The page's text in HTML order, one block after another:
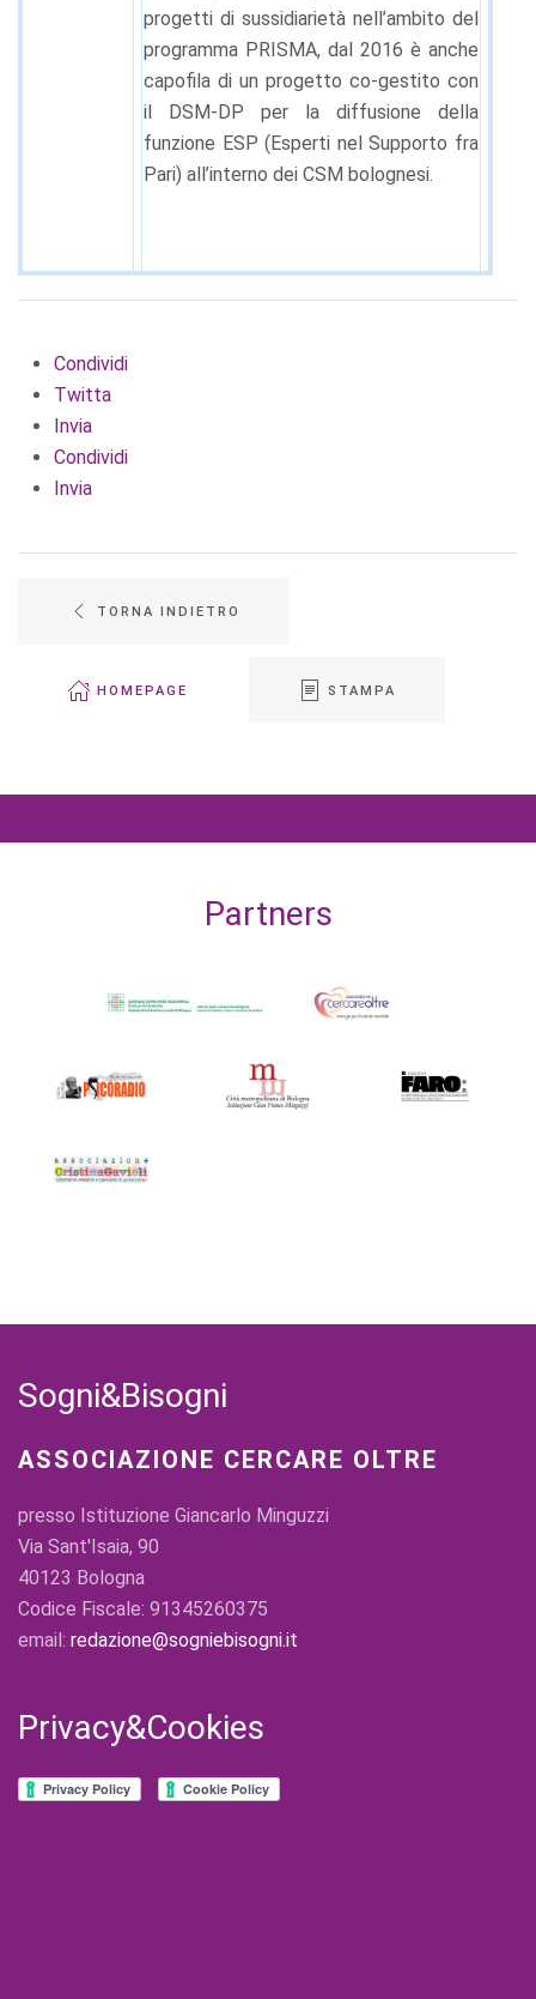
progetti di sussidiarietà nell’ambito del
programma PRISMA, dal 2016 è anche
capofila di un progetto co-gestito con
il DSM-DP per la diffusione della
funzione ESP (Esperti nel Supporto fra
Pari) all’interno dei CSM bolognesi.
Condividi
Twitta
Invia
Condividi
Invia
TORNA INDIETRO
HOMEPAGE STAMPA
Partners
Sogni&Bisogni
ASSOCIAZIONE CERCARE OLTRE
presso Istituzione Giancarlo Minguzzi
Via Sant'Isaia, 90
40123 Bologna
Codice Fiscale: 91345260375
email: redazione@sogniebisogni.it
Privacy&Cookies